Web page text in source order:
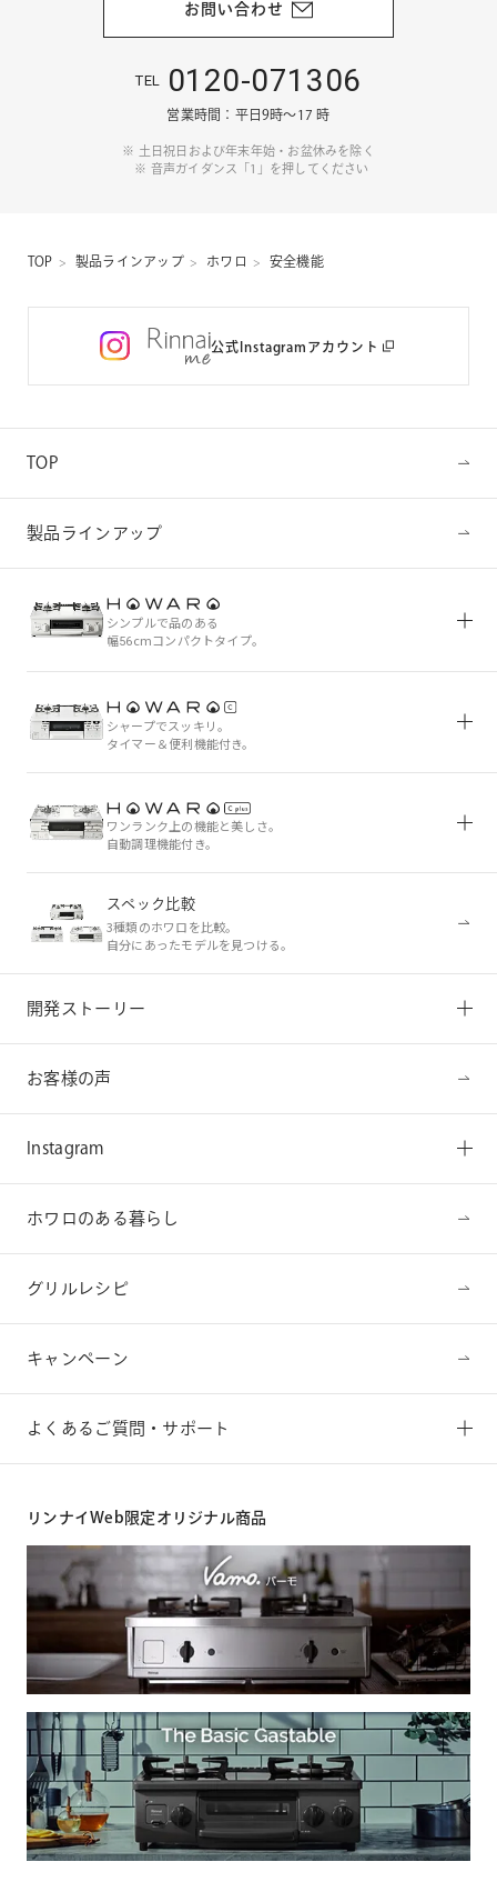
お問い合わせ
TEL 0120-071306
営業時間：平日9時〜17 時
土日祝日および年末年始・お盆休みを除く
音声ガイダンス「1」を押してください
TOP 製品ラインアップ ホワロ 安全機能
公式Instagramアカウント
TOP
製品ラインアップ
シンプルで品のある
幅56cmコンパクトタイプ。
シャープでスッキリ。
タイマー＆便利機能付き。
ワンランク上の機能と美しさ。
自動調理機能付き。
スペック比較
3種類のホワロを比較。
自分にあったモデルを見つける。
開発ストーリー
お客様の声
Instagram
ホワロのある暮らし
グリルレシピ
キャンペーン
よくあるご質問・サポート
リンナイWeb限定オリジナル商品
選択
商品
ホワロ
つまみカラー：
選択
商品
ホワロ C
強火力バーナー：
選択
商品
ホワロ C plus
強火力バーナー：